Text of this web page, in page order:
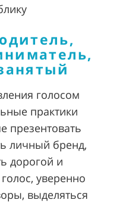
голосом
практики
презентовать
личный бренд,
дорогой и
уверенно
выделяться